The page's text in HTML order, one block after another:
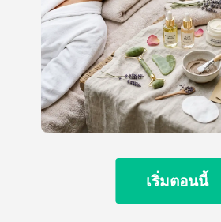
เริ่มตอนนี้